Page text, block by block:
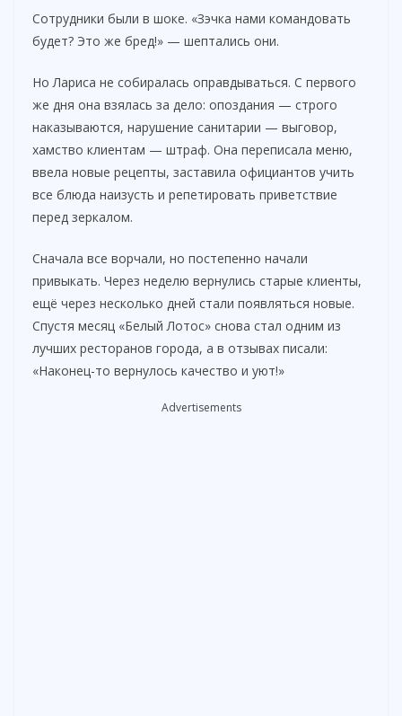
Сотрудники были в шоке. «Зэчка нами командовать
будет? Это же бред!» — шептались они.
Но Лариса не собиралась оправдываться. С первого
же дня она взялась за дело: опоздания — строго
наказываются, нарушение санитарии — выговор,
хамство клиентам — штраф. Она переписала меню,
ввела новые рецепты, заставила официантов учить
все блюда наизусть и репетировать приветствие
перед зеркалом.
Сначала все ворчали, но постепенно начали
привыкать. Через неделю вернулись старые клиенты,
ещё через несколько дней стали появляться новые.
Спустя месяц «Белый Лотос» снова стал одним из
лучших ресторанов города, а в отзывах писали:
«Наконец-то вернулось качество и уют!»
Advertisements